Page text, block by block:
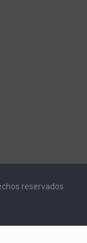
reservados